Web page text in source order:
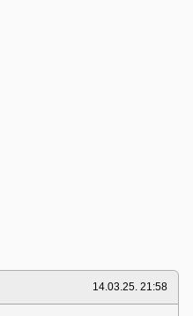
14.03.25. 21:58